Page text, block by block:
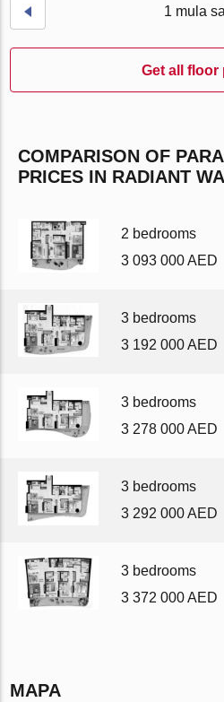
Get all floor
1 mula
COMPARISON OF
PRICES IN RADIANT
2 bedrooms
3 093 000 AED
3 bedrooms
3 192 000 AED
3 bedrooms
3 278 000 AED
3 bedrooms
3 292 000 AED
3 bedrooms
3 372 000 AED
MAPA